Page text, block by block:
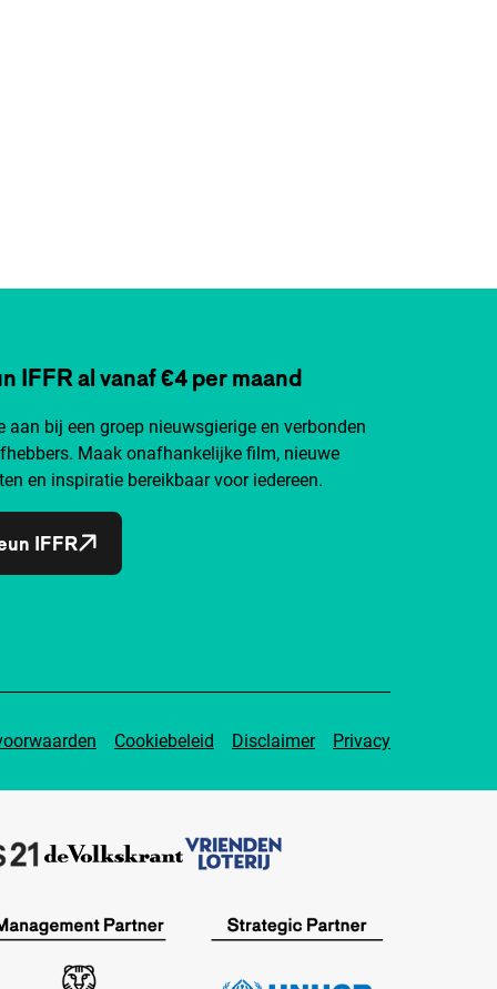
IFFR al vanaf €4 per maand
aan bij een groep nieuwsgierige en verbonden
Maak onafhankelijke film, nieuwe
en inspiratie bereikbaar voor iedereen.
IFFR
Cookiebeleid Disclaimer Privacy